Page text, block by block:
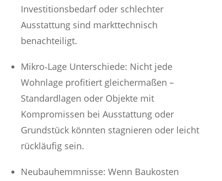
Investitionsbedarf oder schlechter
Ausstattung sind markttechnisch
benachteiligt.
Mikro‑Lage Unterschiede: Nicht jede
Wohnlage profitiert gleichermaßen –
Standardlagen oder Objekte mit
Kompromissen bei Ausstattung oder
Grundstück könnten stagnieren oder leicht
rückläufig sein.
Neubauhemmnisse: Wenn Baukosten